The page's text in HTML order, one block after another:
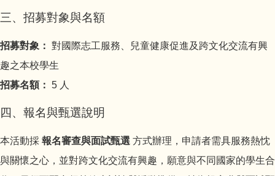
三、招募對象與名額
招募對象： 對國際志工服務、兒童健康促進及跨文化交流有興
趣之本校學生
招募名額： 5 人
四、報名與甄選說明
本活動採 報名審查與面試甄選 方式辦理，申請者需具服務熱忱
與關懷之心，並對跨文化交流有興趣，願意與不同國家的學生合